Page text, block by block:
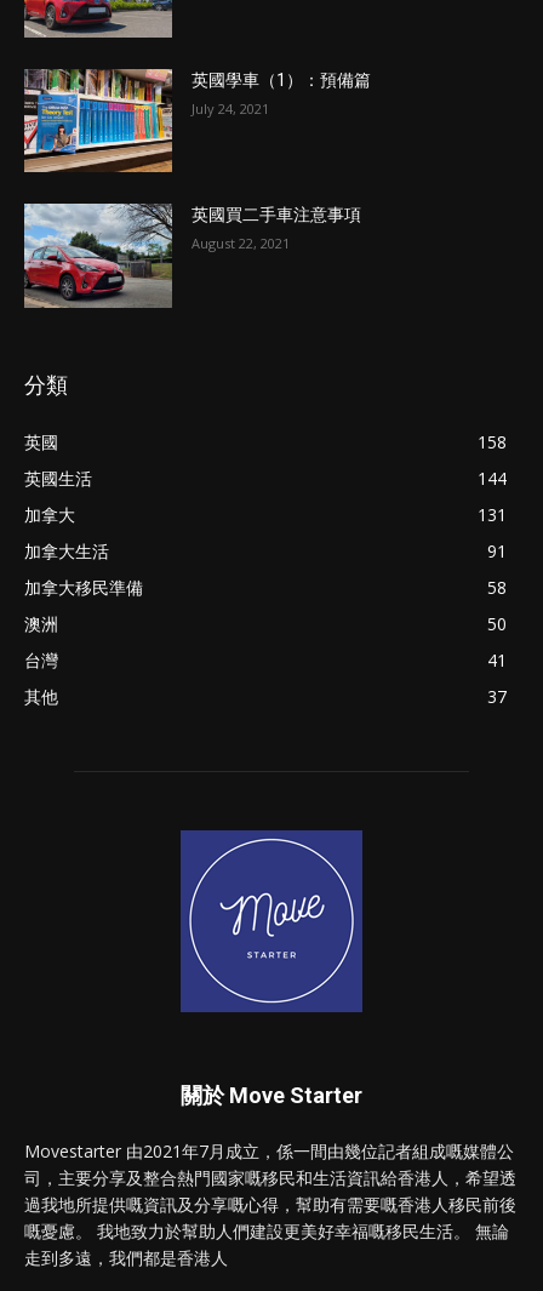
英國學車（1）：預備篇
July 24, 2021
英國買二手車注意事項
August 22, 2021
分類
英國
158
英國生活
144
加拿大
131
加拿大生活
91
加拿大移民準備
58
澳洲
50
台灣
41
其他
37
關於 Move Starter
Movestarter 由2021年7月成立，係一間由幾位記者組成嘅媒體公
司，主要分享及整合熱門國家嘅移民和生活資訊給香港人，希望透
過我地所提供嘅資訊及分享嘅心得，幫助有需要嘅香港人移民前後
嘅憂慮。 我地致力於幫助人們建設更美好幸福嘅移民生活。 無論
走到多遠，我們都是香港人